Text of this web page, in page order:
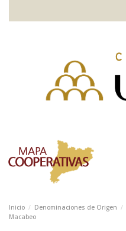
Inicio Denominaciones de Origen
Macabeo